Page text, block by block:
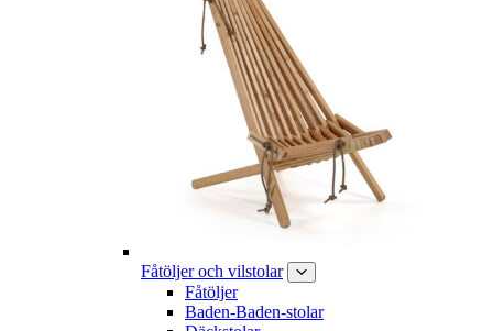
Fåtöljer och vilstolar
Fåtöljer
Baden-Baden-stolar